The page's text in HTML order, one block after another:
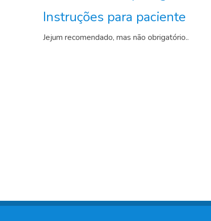
Instruções para paciente
Jejum recomendado, mas não obrigatório..